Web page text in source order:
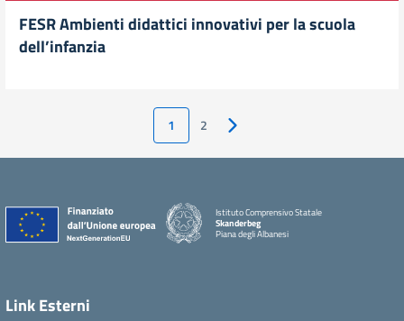
FESR Ambienti didattici innovativi per la scuola
dell’infanzia
1 2 Pagina successiva
Istituto Comprensivo Statale
Skanderbeg
Piana degli Albanesi
Link Esterni